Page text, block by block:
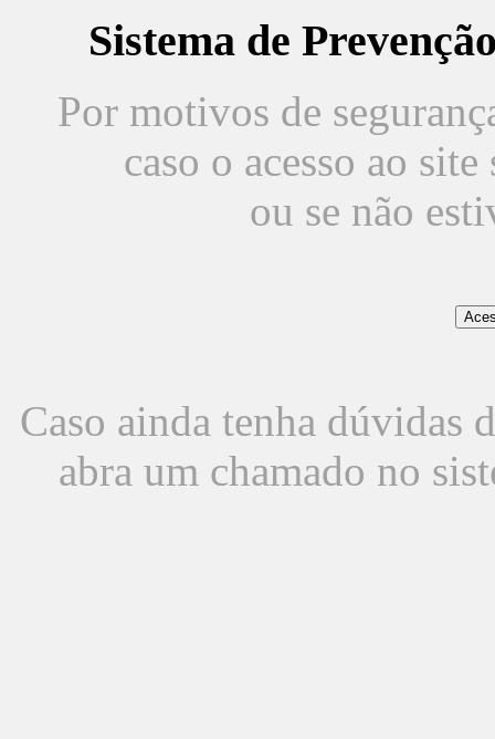
Sistema de
Por motivos de
caso o acesso ao
ou se não
Caso ainda tenha dúvidas
abra um chamado no